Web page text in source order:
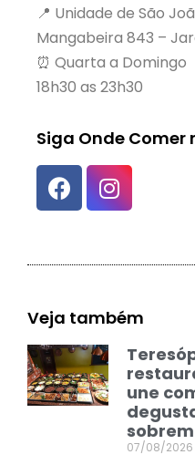
📍 Unidade de São
Mangabeira 843 –
⏰ Quarta a Domingo
18h30 as 23h30
Siga Onde Comer
Veja também
une
07/08/2026